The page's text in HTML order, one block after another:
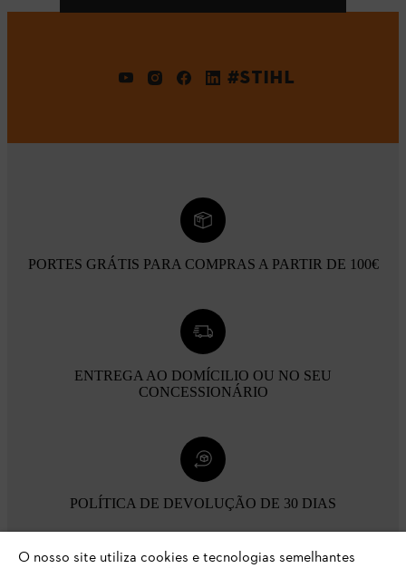
#STIHL
PORTES GRÁTIS PARA COMPRAS A PARTIR DE 100€
ENTREGA AO DOMÍCILIO OU NO SEU
CONCESSIONÁRIO
POLÍTICA DE DEVOLUÇÃO DE 30 DIAS
Opções de pagamento
O nosso site utiliza cookies e tecnologias semelhantes